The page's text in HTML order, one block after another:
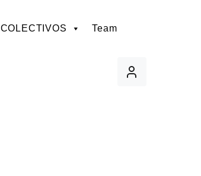
COLECTIVOS Team